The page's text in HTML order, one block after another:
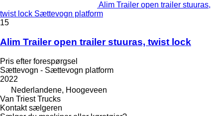
Alim Trailer open trailer stuuras,
twist lock Sættevogn platform
15
Alim Trailer open trailer stuuras, twist lock
Pris efter forespørgsel
Sættevogn - Sættevogn platform
2022
Nederlandene, Hoogeveen
Van Triest Trucks
Kontakt sælgeren